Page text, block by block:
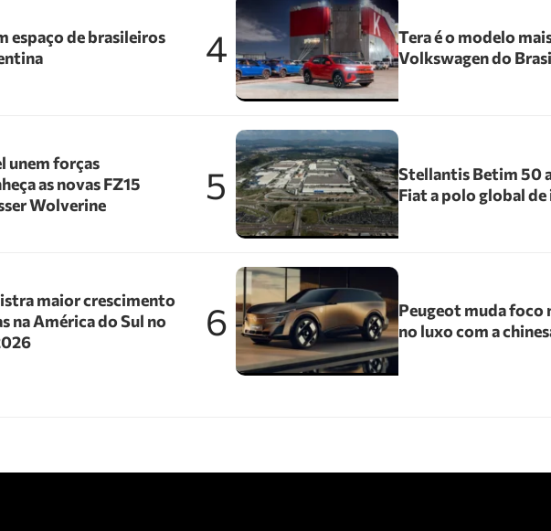
espaço de brasileiros
unem forças
as novas FZ15
Wolverine
maior crescimento
na América do Sul no
4
Tera é o modelo
Volkswagen do
5
Stellantis Betim 50
Fiat a polo global
6
Peugeot muda foco
no luxo com a